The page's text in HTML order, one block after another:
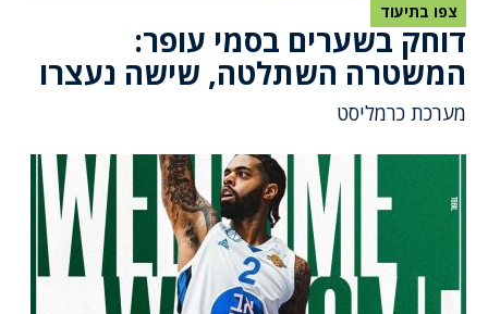
צפו בתיעוד
דוחק בשערים בסמי עופר:
המשטרה השתלטה, שישה נעצרו
מערכת כרמליסט